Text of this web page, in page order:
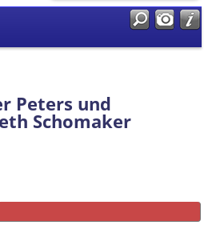
Peters und
Schomaker